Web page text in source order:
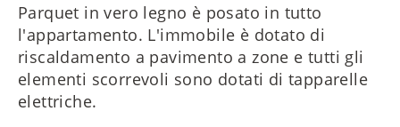
Parquet in vero legno è posato in tutto
l'appartamento. L'immobile è dotato di
riscaldamento a pavimento a zone e tutti gli
elementi scorrevoli sono dotati di tapparelle
elettriche.